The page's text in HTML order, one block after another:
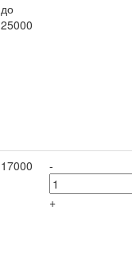
до
25000
17000 -
+